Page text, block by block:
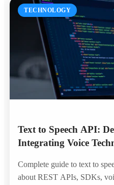
TECHNOLOGY
Text to Speech API:
Integrating Voice
Complete guide to text to
about REST APIs, SDKs,